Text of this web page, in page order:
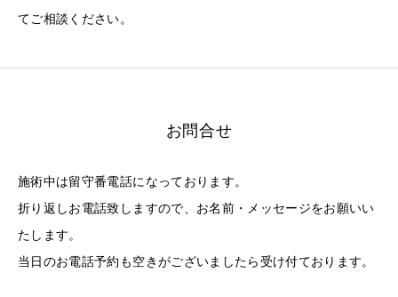
てご相談ください。
お問合せ
施術中は留守番電話になっております。
折り返しお電話致しますので、お名前・メッセージをお願いい
たします。
当日のお電話予約も空きがございましたら受け付ております。